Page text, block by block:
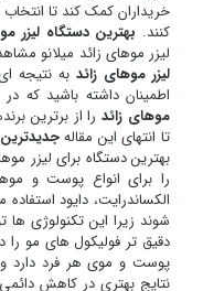
خریداران کمک کند تا
کنند. بهترین دستگاه لیزر
لیزر موهای زائد میلانو
لیزر موهای زائدبه نتیجه
اطمینان داشته باشید که
موهای زائدرا از برترین
تا انتهای این مقاله
بهترین دستگاه برای لیزر
را برای انواع پوست و
الکساندرایت، دایود
شوند زیرا این تکنولوژی
دقیق تر فولیکول های مو را
پوست و موی هر فرد دارد و
نتایج بهتری در کاهش